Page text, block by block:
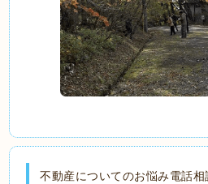
不動産についてのお悩み電話相